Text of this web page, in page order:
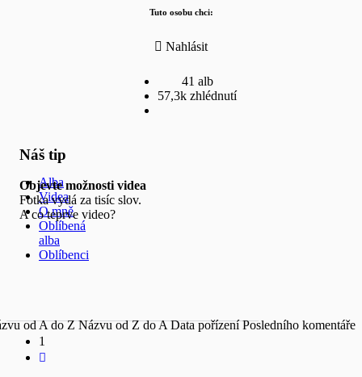
Tuto osobu chci:
Nahlásit
41 alb
57,3k zhlédnutí
Náš tip
Objevte možnosti videa
Fotka vydá za tisíc slov.
A co teprve video?
Alba
Videa
O mně
Oblíbená
alba
Oblíbenci
od A do Z Názvu od Z do A Data pořízení Posledního komentáře
1